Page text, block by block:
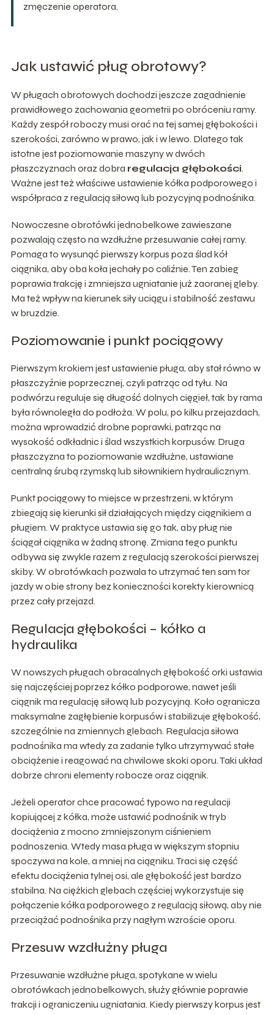
zmęczenie operatora.
Jak ustawić pług obrotowy?
W pługach obrotowych dochodzi jeszcze zagadnienie
prawidłowego zachowania geometrii po obróceniu ramy.
Każdy zespół roboczy musi orać na tej samej głębokości i
szerokości, zarówno w prawo, jak i w lewo. Dlatego tak
istotne jest poziomowanie maszyny w dwóch
płaszczyznach oraz dobra regulacja głębokości.
Ważne jest też właściwe ustawienie kółka podporowego i
współpraca z regulacją siłową lub pozycyjną podnośnika.
Nowoczesne obrotówki jednobelkowe zawieszane
pozwalają często na wzdłużne przesuwanie całej ramy.
Pomaga to wysunąć pierwszy korpus poza ślad kół
ciągnika, aby oba koła jechały po caliźnie. Ten zabieg
poprawia trakcję i zmniejsza ugniatanie już zaoranej gleby.
Ma też wpływ na kierunek siły uciągu i stabilność zestawu
w bruzdzie.
Poziomowanie i punkt pociągowy
Pierwszym krokiem jest ustawienie pługa, aby stał równo w
płaszczyźnie poprzecznej, czyli patrząc od tyłu. Na
podwórzu reguluje się długość dolnych cięgieł, tak by rama
była równoległa do podłoża. W polu, po kilku przejazdach,
można wprowadzić drobne poprawki, patrząc na
wysokość odkładnic i ślad wszystkich korpusów. Druga
płaszczyzna to poziomowanie wzdłużne, ustawiane
centralną śrubą rzymską lub siłownikiem hydraulicznym.
Punkt pociągowy to miejsce w przestrzeni, w którym
zbiegają się kierunki sił działających między ciągnikiem a
pługiem. W praktyce ustawia się go tak, aby pług nie
ściągał ciągnika w żadną stronę. Zmiana tego punktu
odbywa się zwykle razem z regulacją szerokości pierwszej
skiby. W obrotówkach pozwala to utrzymać ten sam tor
jazdy w obie strony bez konieczności korekty kierownicą
przez cały przejazd.
Regulacja głębokości – kółko a
hydraulika
W nowszych pługach obracalnych głębokość orki ustawia
się najczęściej poprzez kółko podporowe, nawet jeśli
ciągnik ma regulację siłową lub pozycyjną. Koło ogranicza
maksymalne zagłębienie korpusów i stabilizuje głębokość,
szczególnie na zmiennych glebach. Regulacja siłowa
podnośnika ma wtedy za zadanie tylko utrzymywać stałe
obciążenie i reagować na chwilowe skoki oporu. Taki układ
dobrze chroni elementy robocze oraz ciągnik.
Jeżeli operator chce pracować typowo na regulacji
kopiującej z kółka, może ustawić podnośnik w tryb
dociążenia z mocno zmniejszonym ciśnieniem
podnoszenia. Wtedy masa pługa w większym stopniu
spoczywa na kole, a mniej na ciągniku. Traci się część
efektu dociążenia tylnej osi, ale głębokość jest bardzo
stabilna. Na ciężkich glebach częściej wykorzystuje się
połączenie kółka podporowego z regulacją siłową, aby nie
przeciążać podnośnika przy nagłym wzroście oporu.
Przesuw wzdłużny pługa
Przesuwanie wzdłużne pługa, spotykane w wielu
obrotówkach jednobelkowych, służy głównie poprawie
trakcji i ograniczeniu ugniatania. Kiedy pierwszy korpus jest